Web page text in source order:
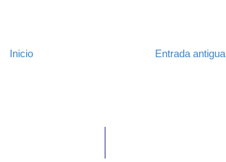
Entrada antigua
Inicio